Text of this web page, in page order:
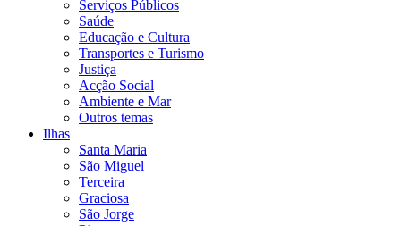
Serviços Públicos
Saúde
Educação e Cultura
Transportes e Turismo
Justiça
Acção Social
Ambiente e Mar
Outros temas
Ilhas
Santa Maria
São Miguel
Terceira
Graciosa
São Jorge